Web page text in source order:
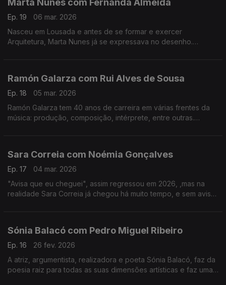
Marta Nunes com Fernanda Almeida
Ep. 19
06 mar. 2026
Nasceu em Lousada e antes de se formar e exercer
Arquitetura, Marta Nunes já se expressava no desenho.
Ramón Galarza com Rui Alves de Sousa
Ep. 18
05 mar. 2026
Ramón Galarza tem 40 anos de carreira em várias frentes da
música: produção, composição, intérprete, entre outras.
Sara Correia com Noémia Gonçalves
Ep. 17
04 mar. 2026
"Avisa que eu cheguei", assim regressou em 2026, ,mas na
realidade Sara Correia já chegou há muito tempo, e sem aviso
Sónia Balacó com Pedro Miguel Ribeiro
Ep. 16
26 fev. 2026
A atriz, argumentista, realizadora e poeta Sónia Balacó, faz da
poesia raiz para todas as suas dimensões artísticas e faz uma